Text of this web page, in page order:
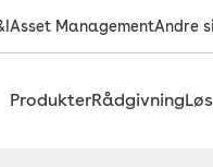
Asset ManagementAndre
ProdukterRådgivning